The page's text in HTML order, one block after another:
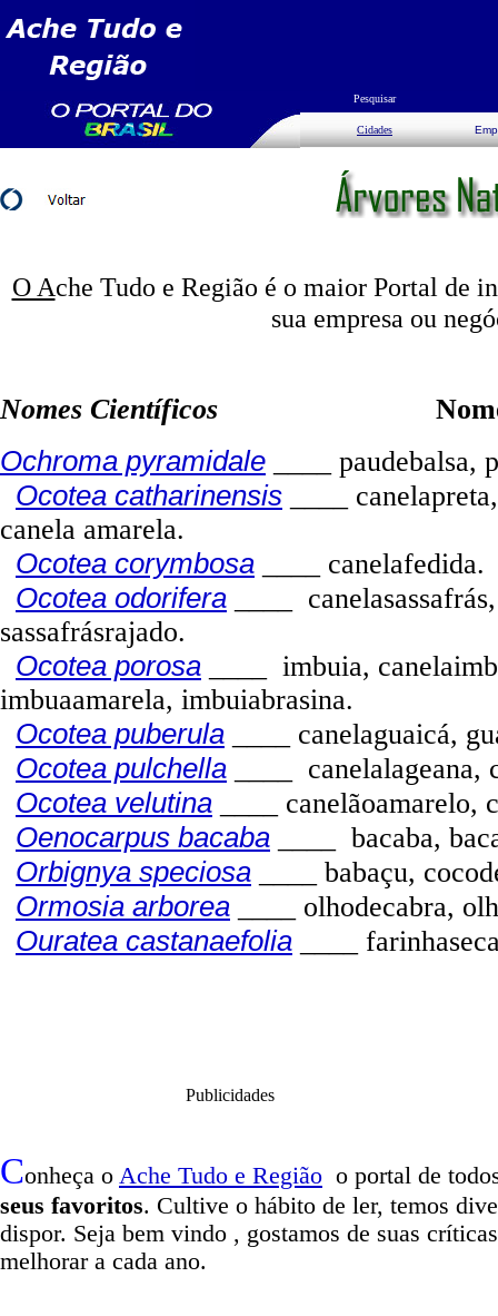
Pesquisar
Cidades
O Ache Tudo e Região é o maior Portal de
sua empresa ou
Nomes Científicos Nomes
Ochroma pyramidale ____ paudebalsa,
Ocotea catharinensis ____
canela amarela.
Ocotea corymbosa ____ canelafedida.
Ocotea odorifera
sassafrásrajado.
Ocotea porosa
imbuia,
imbuaamarela, imbuiabrasina.
Ocotea puberula ____ canelaguaicá,
Ocotea pulchella canelalageana,
Ocotea velutina ____ canelãoamarelo,
Oenocarpus bacaba bacaba,
Orbignya speciosa ____ babaçu,
Ormosia arborea ____ olhodecabra,
Ouratea castanaefolia ____
Publicidades
Conheça o Ache Tudo e Região o portal de
seus favoritos. Cultive o hábito de ler, temos
dispor. Seja bem vindo , gostamos de suas
melhorar a cada ano.